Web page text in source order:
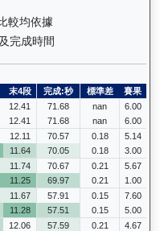
較均依據
完成時間
末4段 完成:秒 標準差 賽果
12.41 71.68 nan
6.00
12.41 71.68 nan 6.00
12.11 70.57 0.18
5.14
11.64 70.05 0.18 3.00
11.74 70.67 0.21
5.67
11.25 69.97 0.21 1.00
11.67 57.91 0.15
7.60
11.28 57.51 0.15 5.00
12.06 57.59 0.21
4.67